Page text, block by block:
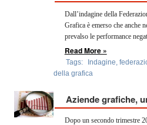
Dall’indagine della
Grafica è emerso che anche
prevalso le performance
Read More »
Tags: Indagine
della grafica
Aziende grafiche,
Dopo un secondo trimestre